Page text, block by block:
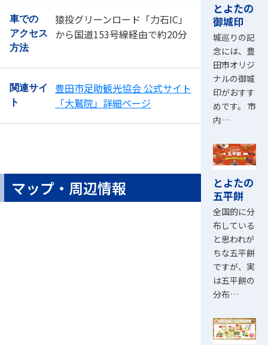
車での
アクセス
方法
猿投グリーンロード「力石IC」
から国道153号線経由で約20分
関連サイ
ト
豊田市足助観光協会 公式サイト
「大鷲院」詳細ページ
マップ・周辺情報
とよたの
御城印
城巡りの記
念には、豊
田市オリジ
ナルの御城
印がおすす
めです。 市
内…
とよたの
五平餅
全国的に分
布している
と思われが
ちな五平餅
ですが、実
は五平餅の
分布…